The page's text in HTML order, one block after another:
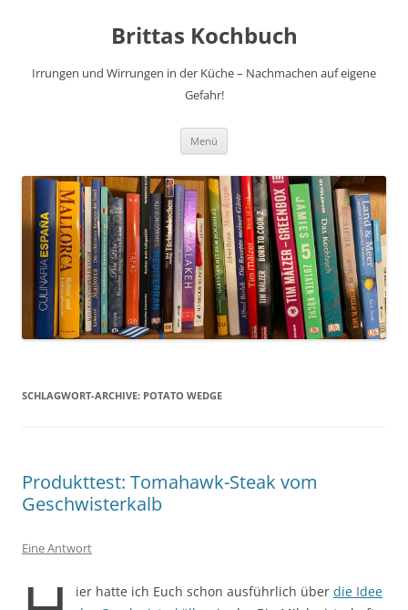
Brittas Kochbuch
Irrungen und Wirrungen in der Küche – Nachmachen auf eigene
Gefahr!
Menü
SCHLAGWORT-ARCHIVE: POTATO WEDGE
Produkttest: Tomahawk-Steak vom
Geschwisterkalb
Eine Antwort
ier hatte ich Euch schon ausführlich über die Idee